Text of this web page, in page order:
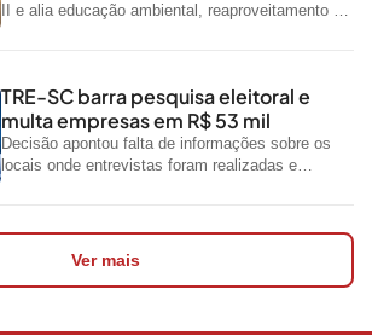
II e alia educação ambiental, reaproveitamento de
TRE-SC barra pesquisa eleitoral e
multa empresas em R$ 53 mil
Decisão apontou falta de informações sobre os
locais onde entrevistas foram realizadas e
Ver mais